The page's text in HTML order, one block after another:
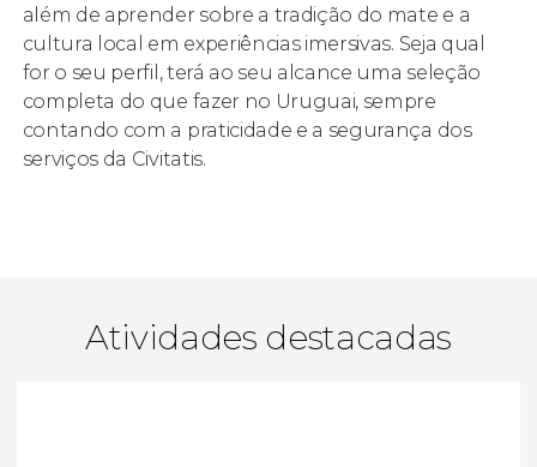
além de aprender sobre a tradição do mate e a
cultura local em experiências imersivas. Seja qual
for o seu perfil, terá ao seu alcance uma seleção
completa do que fazer no Uruguai, sempre
contando com a praticidade e a segurança dos
serviços da Civitatis.
Atividades destacadas